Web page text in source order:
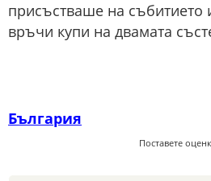
присъстваше на събитието
връчи купи на двамата
България
Поставете